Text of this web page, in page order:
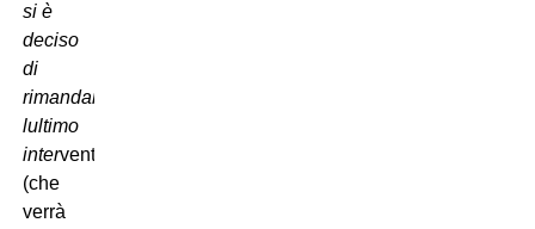
si è
deciso
di
rimandare
lultimo
intervento
(che
verrà